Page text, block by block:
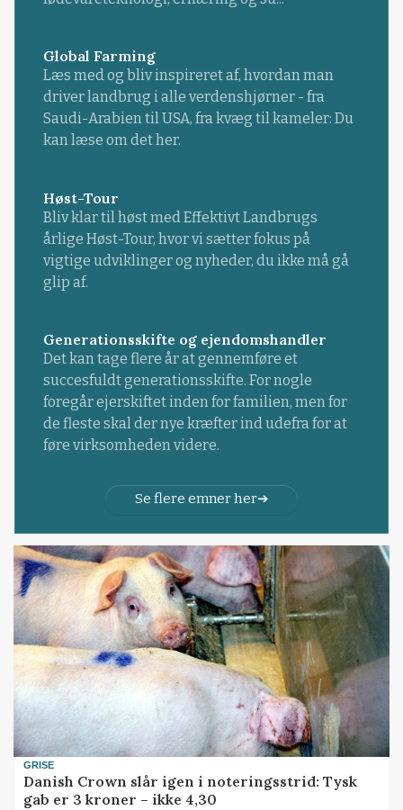
Global Farming
Læs med og bliv inspireret af, hvordan man
driver landbrug i alle verdenshjørner - fra
Saudi-Arabien til USA, fra kvæg til kameler: Du
kan læse om det her.
Høst-Tour
Bliv klar til høst med Effektivt Landbrugs
årlige Høst-Tour, hvor vi sætter fokus på
vigtige udviklinger og nyheder, du ikke må gå
glip af.
Generationsskifte og ejendomshandler
Det kan tage flere år at gennemføre et
succesfuldt generationsskifte. For nogle
foregår ejerskiftet inden for familien, men for
de fleste skal der nye kræfter ind udefra for at
føre virksomheden videre.
Se flere emner her
GRISE
Danish Crown slår igen i noteringsstrid: Tysk
gab er 3 kroner – ikke 4,30